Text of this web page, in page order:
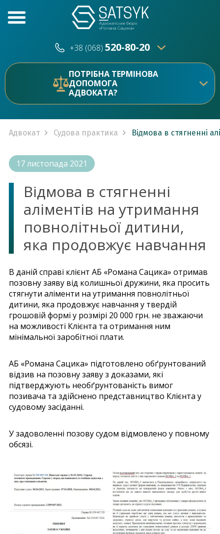
+38 (068) 520-80-20
520-80-20
ПОТРІБНА ТЕРМІНОВА
ДОПОМОГА
АДВОКАТА?
Адвокат Судова практика Відмова в стягненні
17 листопада 2021
Відмова в стягненні
аліментів на утримання
повнолітньої дитини,
яка продовжує навчання
В даній справі клієнт АБ «Романа Сацика» отримав
позовну заяву від колишньої дружини, яка просить
стягнути аліменти на утримання повнолітньої
дитини, яка продовжує навчання у твердій
грошовій формі у розмірі 20 000 грн. не зважаючи
на можливості Клієнта та отримання ним
мінімальної заробітної плати.
АБ «Романа Сацика» підготовлено обґрунтований
відзив на позовну заяву з доказами, які
підтверджують необґрунтованість вимог
позивача та здійснено представництво Клієнта у
судовому засіданні.
У задоволенні позову судом відмовлено у повному
обсязі.